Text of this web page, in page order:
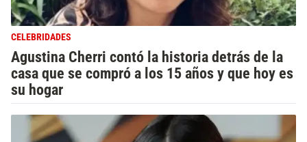
CELEBRIDADES
Agustina Cherri contó la historia detrás de la
casa que se compró a los 15 años y que hoy es
su hogar